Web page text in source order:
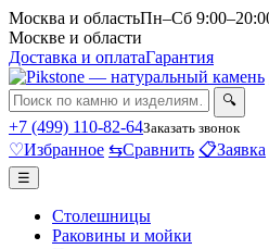
Москва и областьПн–Сб
Москве и области
Доставка и оплатаГарантия
🔍
+7 (499) 110-82-64Заказать звонок
♡Избранное ⇆Сравнить 📋Заявка
☰
Столешницы
Раковины и мойки